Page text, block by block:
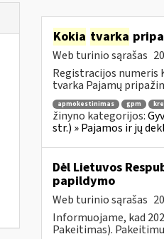
Kokia tvarka
Web turinio sąrašas
Registracijos numeris
tvarka Pajamų
apmokestinimas gpm
žinyno kategorijos:
str.) » Pajamos ir jų
Dėl Lietuvos
papildymo
Web turinio sąrašas
Informuojame, kad
Pakeitimas).